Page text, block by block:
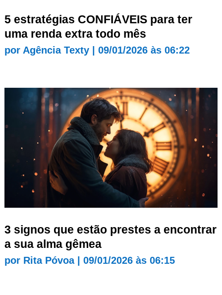
5 estratégias CONFIÁVEIS para ter
uma renda extra todo mês
por Agência Texty| 09/01/2026 às 06:22
3 signos que estão prestes a encontrar
a sua alma gêmea
por Rita Póvoa| 09/01/2026 às 06:15